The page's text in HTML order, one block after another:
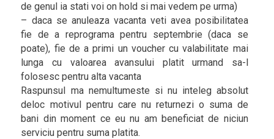
de genul ia stati voi on hold si mai vedem pe urma)
– daca se anuleaza vacanta veti avea posibilitatea
fie de a reprograma pentru septembrie (daca se
poate), fie de a primi un voucher cu valabilitate mai
lunga cu valoarea avansului platit urmand sa-l
folosesc pentru alta vacanta
Raspunsul ma nemultumeste si nu inteleg absolut
deloc motivul pentru care nu returnezi o suma de
bani din moment ce eu nu am beneficiat de niciun
serviciu pentru suma platita.